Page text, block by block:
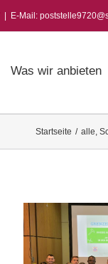
E-Mail:
Was wir anbieten
Startseite / alle,